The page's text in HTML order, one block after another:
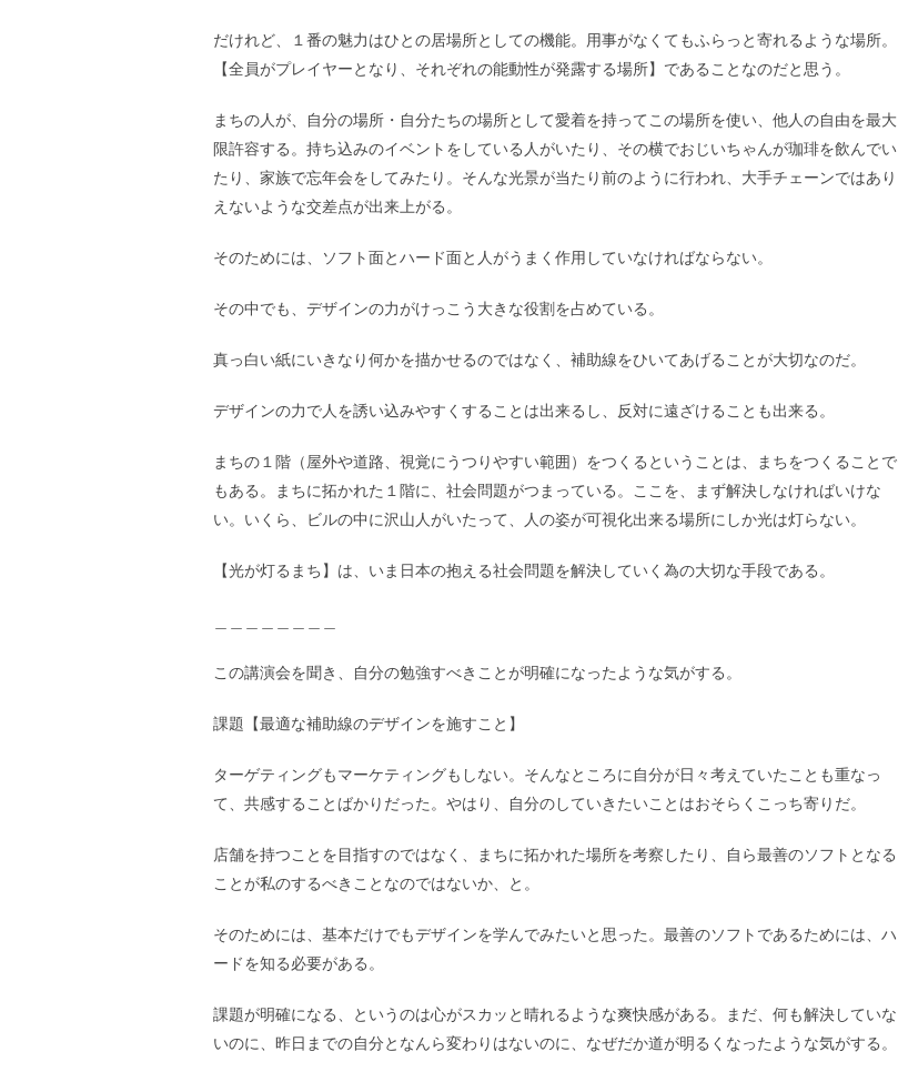
だけれど、１番の魅力はひとの居場所としての機能。用事がなくてもふらっと寄れるような場所。
【全員がプレイヤーとなり、それぞれの能動性が発露する場所】であることなのだと思う。
まちの人が、自分の場所・自分たちの場所として愛着を持ってこの場所を使い、他人の自由を最大
限許容する。持ち込みのイベントをしている人がいたり、その横でおじいちゃんが珈琲を飲んでい
たり、家族で忘年会をしてみたり。そんな光景が当たり前のように行われ、大手チェーンではあり
えないような交差点が出来上がる。
そのためには、ソフト面とハード面と人がうまく作用していなければならない。
その中でも、デザインの力がけっこう大きな役割を占めている。
真っ白い紙にいきなり何かを描かせるのではなく、補助線をひいてあげることが大切なのだ。
デザインの力で人を誘い込みやすくすることは出来るし、反対に遠ざけることも出来る。
まちの１階（屋外や道路、視覚にうつりやすい範囲）をつくるということは、まちをつくることで
もある。まちに拓かれた１階に、社会問題がつまっている。ここを、まず解決しなければいけな
い。いくら、ビルの中に沢山人がいたって、人の姿が可視化出来る場所にしか光は灯らない。
【光が灯るまち】は、いま日本の抱える社会問題を解決していく為の大切な手段である。
この講演会を聞き、自分の勉強すべきことが明確になったような気がする。
課題【最適な補助線のデザインを施すこと】
ターゲティングもマーケティングもしない。そんなところに自分が日々考えていたことも重なっ
て、共感することばかりだった。やはり、自分のしていきたいことはおそらくこっち寄りだ。
店舗を持つことを目指すのではなく、まちに拓かれた場所を考察したり、自ら最善のソフトとなる
ことが私のするべきことなのではないか、と。
そのためには、基本だけでもデザインを学んでみたいと思った。最善のソフトであるためには、ハ
ードを知る必要がある。
課題が明確になる、というのは心がスカッと晴れるような爽快感がある。まだ、何も解決していな
いのに、昨日までの自分となんら変わりはないのに、なぜだか道が明るくなったような気がする。